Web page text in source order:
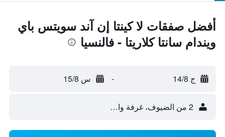
أفضل صفقات لا كينتا إن آند سويتس باي
ويندام سانتا كلاريتا - فالنسيا
ج 14/8 - س 15/8
2 من الضيوف، غرفة واحدة